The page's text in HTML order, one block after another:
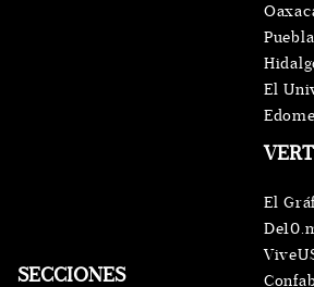
SECCIONES
El
Puebla
El